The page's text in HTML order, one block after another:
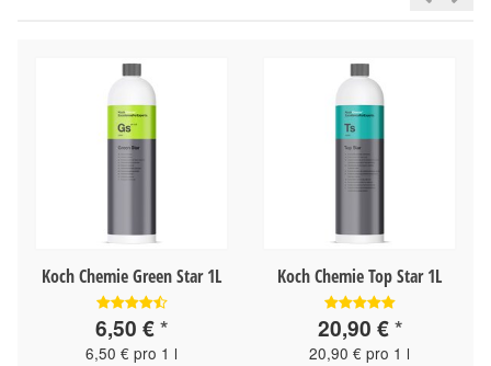
Koch Chemie Green Star 1L
6,50 €*
6,50 € pro 1 l
Koch Chemie Top Star 1L
20,90 €*
20,90 € pro 1 l